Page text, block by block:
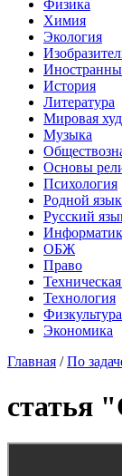
Физика
Химия
Экология
История
Литература
Мировая
Музыка
Основы
Психология
Родной
Русский
ОБЖ
Право
Технология
Экономика
Главная /По
статья